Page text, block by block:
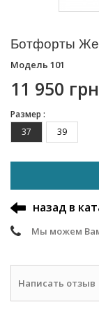
Ботфорты
Модель 101
11 950
Размер :
37
39
назад в
Мы можем
Написать отзыв